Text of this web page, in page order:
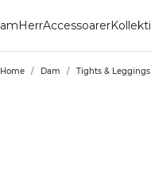
HerrAccessoarer
Home / Dam / Tights & Leggings